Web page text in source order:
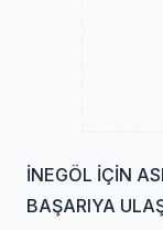
İNEGÖL İÇİN
BAŞARIYA